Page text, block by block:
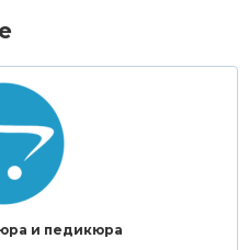
и педикюра